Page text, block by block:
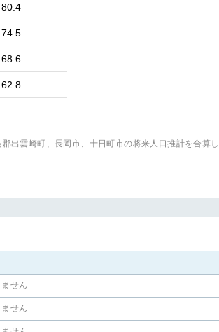
80.4
74.5
68.6
62.8
出雲崎町、長岡市、十日町市の将来人口推計を合算し
せん
せん